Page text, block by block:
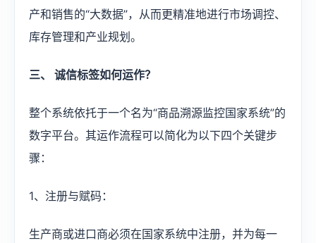
产和销售的“大数据”，从而更精准地进行市场调控、
库存管理和产业规划。
三、 诚信标签如何运作？
整个系统依托于一个名为“商品溯源监控国家系统”的
数字平台。其运作流程可以简化为以下四个关键步
骤：
1、注册与赋码：
生产商或进口商必须在国家系统中注册，并为每一